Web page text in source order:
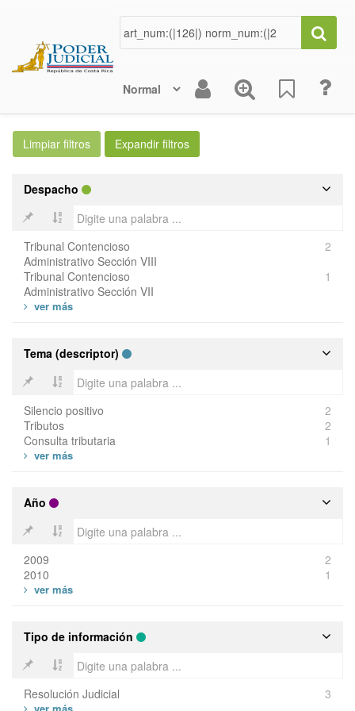
Despacho
Tribunal Contencioso
Administrativo Sección VIII
2
Tribunal Contencioso
Administrativo Sección VII
1
Tema (descriptor)
Silencio positivo
2
Tributos
2
Consulta tributaria
1
Año
2009
2
2010
1
Tipo de información
Resolución Judicial 3